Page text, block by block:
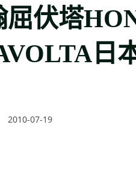
屈伏塔
日
2010-07-19